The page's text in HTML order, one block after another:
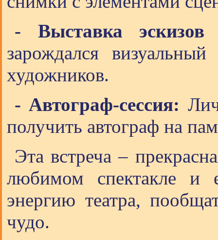
- Выставка эскизов
зарождался
художников.
- Автограф-сессия:
получить автограф на
Эта встреча –
любимом спектакле и
энергию театра,
чудо.